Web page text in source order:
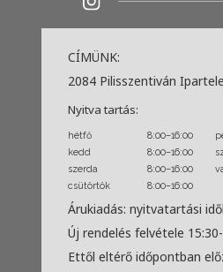
CÍMÜNK:
2084 Pilisszentiván
Nyitva tartás:
hétfő 8:00–16:00
kedd
8:00–16:00
szerda
8:00–16:00
csütörtök
8:00–16:00
Árukiadás: nyitvatartási
Új rendelés felvétele
Ettől eltérő időpontban